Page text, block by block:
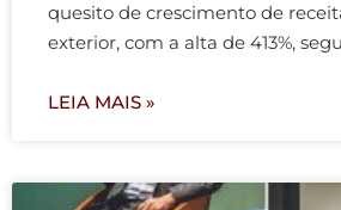
quesito de crescimento de
exterior, com a alta de 413%,
LEIA MAIS »